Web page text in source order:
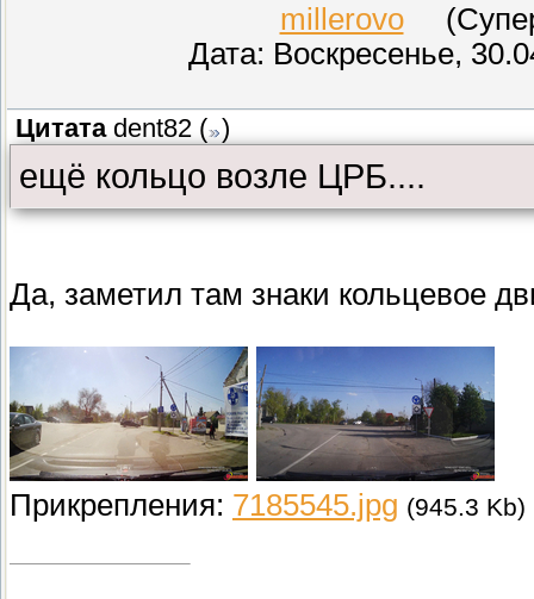
millerovo
Дата: Воскресенье,
Цитата dent82 ( )
ещё кольцо возле ЦРБ....
Да, заметил там знаки кольцевое
Прикрепления: 7185545.jpg (945.3 Kb)